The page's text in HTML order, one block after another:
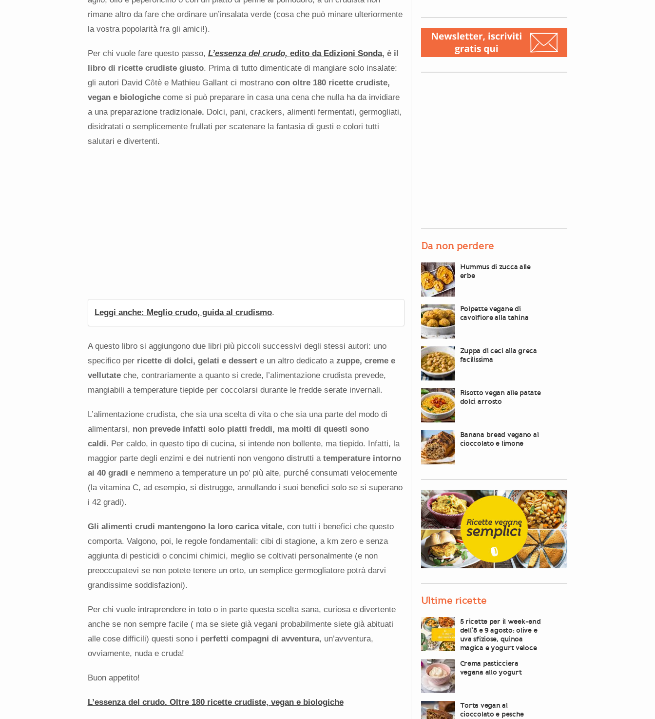
rimane altro da fare che ordinare un’insalata verde (cosa che può minare ulteriormente
la vostra popolarità fra gli amici!).
Per chi vuole fare questo passo, L’essenza del crudo, edito da Edizioni Sonda, è il
libro di ricette crudiste giusto. Prima di tutto dimenticate di mangiare solo insalate:
gli autori David Côtè e Mathieu Gallant ci mostrano con oltre 180 ricette crudiste,
vegan e biologiche come si può preparare in casa una cena che nulla ha da invidiare
a una preparazione tradizionale. Dolci, pani, crackers, alimenti fermentati, germogliati,
disidratati o semplicemente frullati per scatenare la fantasia di gusti e colori tutti
salutari e divertenti.
Leggi anche: Meglio crudo, guida al crudismo.
A questo libro si aggiungono due libri più piccoli successivi degli stessi autori: uno
specifico per ricette di dolci, gelati e desserte un altro dedicato a zuppe, creme e
vellutateche, contrariamente a quanto si crede, l’alimentazione crudista prevede,
mangiabili a temperature tiepide per coccolarsi durante le fredde serate invernali.
L’alimentazione crudista, che sia una scelta di vita o che sia una parte del modo di
alimentarsi, non prevede infatti solo piatti freddi, ma molti di questi sono
caldi. Per caldo, in questo tipo di cucina, si intende non bollente, ma tiepido. Infatti, la
maggior parte degli enzimi e dei nutrienti non vengono distrutti a temperature intorno
ai 40 gradi e nemmeno a temperature un po’ più alte, purché consumati velocemente
(la vitamina C, ad esempio, si distrugge, annullando i suoi benefici solo se si superano
i 42 gradi).
Gli alimenti crudi mantengono la loro carica vitale, con tutti i benefici che questo
comporta. Valgono, poi, le regole fondamentali: cibi di stagione, a km zero e senza
aggiunta di pesticidi o concimi chimici, meglio se coltivati personalmente (e non
preoccupatevi se non potete tenere un orto, un semplice germogliatore potrà darvi
grandissime soddisfazioni).
Per chi vuole intraprendere in toto o in parte questa scelta sana, curiosa e divertente
anche se non sempre facile ( ma se siete già vegani probabilmente siete già abituati
alle cose difficili) questi sono i perfetti compagni di avventura, un’avventura,
ovviamente, nuda e cruda!
Buon appetito!
L’essenza del crudo. Oltre 180 ricette crudiste, vegan e biologiche
Da non perdere
Hummus di zucca alle
erbe
Polpette vegane di
cavolfiore alla tahina
Zuppa di ceci alla greca
facilissima
Risotto vegan alle patate
dolci arrosto
Banana bread vegano al
cioccolato e limone
Ultime ricette
5 ricette per il week-end
dell’8 e 9 agosto: olive e
uva sfiziose, quinoa
magica e yogurt veloce
Crema pasticciera
vegana allo yogurt
Torta vegan al
cioccolato e pesche